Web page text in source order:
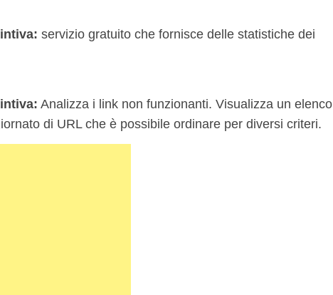
servizio gratuito che fornisce delle statistiche dei
Analizza i link non funzionanti. Visualizza un elenco
di URL che è possibile ordinare per diversi criteri.